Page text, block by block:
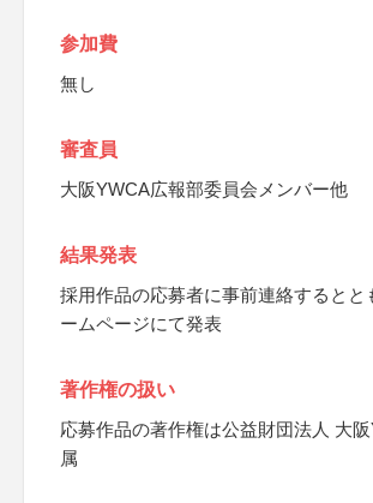
参加費
無し
審査員
大阪YWCA広報部委員会メンバー他
結果発表
採用作品の応募者に事前連絡するとと
ームページにて発表
著作権の扱い
応募作品の著作権は公益財団法人 大
属